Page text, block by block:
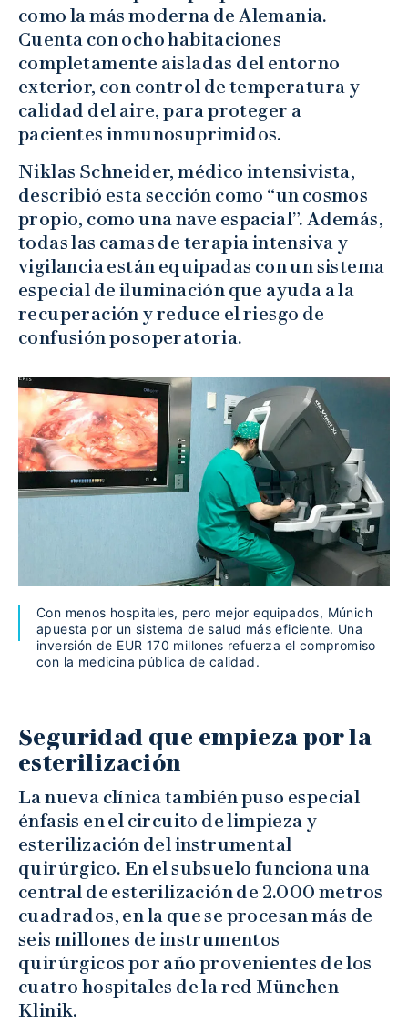
como la más moderna de Alemania.
Cuenta con ocho habitaciones
completamente aisladas del entorno
exterior, con control de temperatura y
calidad del aire, para proteger a
pacientes inmunosuprimidos.
Niklas Schneider, médico intensivista,
describió esta sección como “un cosmos
propio, como una nave espacial”. Además,
todas las camas de terapia intensiva y
vigilancia están equipadas con un sistema
especial de iluminación que ayuda a la
recuperación y reduce el riesgo de
confusión posoperatoria.
Con menos hospitales, pero mejor equipados, Múnich
apuesta por un sistema de salud más eficiente. Una
inversión de EUR 170 millones refuerza el compromiso
con la medicina pública de calidad.
Seguridad que empieza por la
esterilización
La nueva clínica también puso especial
énfasis en el circuito de limpieza y
esterilización del instrumental
quirúrgico. En el subsuelo funciona una
central de esterilización de 2.000 metros
cuadrados, en la que se procesan más de
seis millones de instrumentos
quirúrgicos por año provenientes de los
cuatro hospitales de la red München
Klinik.